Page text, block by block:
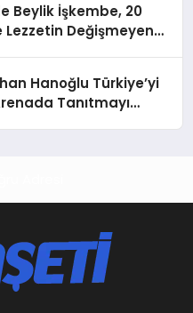
Beylik İşkembe, 20
Lezzetin Değişmeyen
Hanoğlu Türkiye’yi
Tanıtmayı